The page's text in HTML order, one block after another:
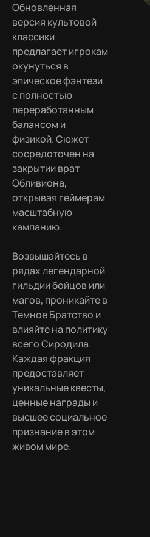
Обновленная
версия культовой
классики
предлагает игрокам
окунуться в
эпическое фэнтези
с полностью
переработанным
балансом и
физикой. Сюжет
сосредоточен на
закрытии врат
Обливиона,
открывая геймерам
масштабную
кампанию.
Возвышайтесь в
рядах легендарной
гильдии бойцов или
магов, проникайте в
Темное Братство и
влияйте на политику
всего Сиродила.
Каждая фракция
предоставляет
уникальные квесты,
ценные награды и
высшее социальное
признание в этом
живом мире.